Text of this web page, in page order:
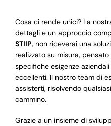
Cosa ci rende unici? La
dettagli e un approccio
STIIP, non riceverai una
realizzato su misura,
specifiche esigenze
eccellenti. Il nostro team di
assisterti, risolvendo
cammino.
Grazie a un insieme di